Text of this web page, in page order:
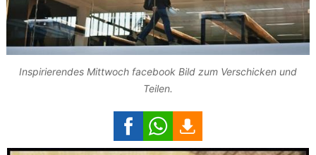
Inspirierendes Mittwoch facebook Bild zum Verschicken und
Teilen.